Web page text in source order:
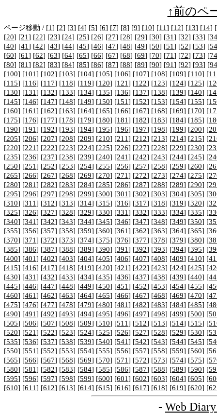
↑前のペ
ページ移動 / [1] [2] [3] [4] [5] [6] [7] [8] [9] [10] [11] [12] [13] [14] [
[20] [21] [22] [23] [24] [25] [26] [27] [28] [29] [30] [31] [32] [33] [34
[40] [41] [42] [43] [44] [45] [46] [47] [48] [49] [50] [51] [52] [53] [54
[60] [61] [62] [63] [64] [65] [66] [67] [68] [69] [70] [71] [72] [73] [74
[80] [81] [82] [83] [84] [85] [86] [87] [88] [89] [90] [91] [92] [93] [94
[100] [101] [102] [103] [104] [105] [106] [107] [108] [109] [110] [
[115] [116] [117] [118] [119] [120] [121] [122] [123] [124] [125] [
[130] [131] [132] [133] [134] [135] [136] [137] [138] [139] [140] [
[145] [146] [147] [148] [149] [150] [151] [152] [153] [154] [155] [
[160] [161] [162] [163] [164] [165] [166] [167] [168] [169] [170] [
[175] [176] [177] [178] [179] [180] [181] [182] [183] [184] [185] [
[190] [191] [192] [193] [194] [195] [196] [197] [198] [199] [200] [
[205] [206] [207] [208] [209] [210] [211] [212] [213] [214] [215] [
[220] [221] [222] [223] [224] [225] [226] [227] [228] [229] [230] [
[235] [236] [237] [238] [239] [240] [241] [242] [243] [244] [245] [
[250] [251] [252] [253] [254] [255] [256] [257] [258] [259] [260] [
[265] [266] [267] [268] [269] [270] [271] [272] [273] [274] [275] [
[280] [281] [282] [283] [284] [285] [286] [287] [288] [289] [290] [
[295] [296] [297] [298] [299] [300] [301] [302] [303] [304] [305] [
[310] [311] [312] [313] [314] [315] [316] [317] [318] [319] [320] [
[325] [326] [327] [328] [329] [330] [331] [332] [333] [334] [335] [
[340] [341] [342] [343] [344] [345] [346] [347] [348] [349] [350] [
[355] [356] [357] [358] [359] [360] [361] [362] [363] [364] [365] [
[370] [371] [372] [373] [374] [375] [376] [377] [378] [379] [380] [
[385] [386] [387] [388] [389] [390] [391] [392] [393] [394] [395] [
[400] [401] [402] [403] [404] [405] [406] [407] [408] [409] [410] [
[415] [416] [417] [418] [419] [420] [421] [422] [423] [424] [425] [
[430] [431] [432] [433] [434] [435] [436] [437] [438] [439] [440] [
[445] [446] [447] [448] [449] [450] [451] [452] [453] [454] [455] [
[460] [461] [462] [463] [464] [465] [466] [467] [468] [469] [470] [
[475] [476] [477] [478] [479] [480] [481] [482] [483] [484] [485] [
[490] [491] [492] [493] [494] [495] [496] [497] [498] [499] [500] [
[505] [506] [507] [508] [509] [510] [511] [512] [513] [514] [515] [
[520] [521] [522] [523] [524] [525] [526] [527] [528] [529] [530] [
[535] [536] [537] [538] [539] [540] [541] [542] [543] [544] [545] [
[550] [551] [552] [553] [554] [555] [556] [557] [558] [559] [560] [
[565] [566] [567] [568] [569] [570] [571] [572] [573] [574] [575] [
[580] [581] [582] [583] [584] [585] [586] [587] [588] [589] [590] [
[595] [596] [597] [598] [599] [600] [601] [602] [603] [604] [605] [
[610] [611] [612] [613] [614] [615] [616] [617] [618] [619] [620] [
- Web